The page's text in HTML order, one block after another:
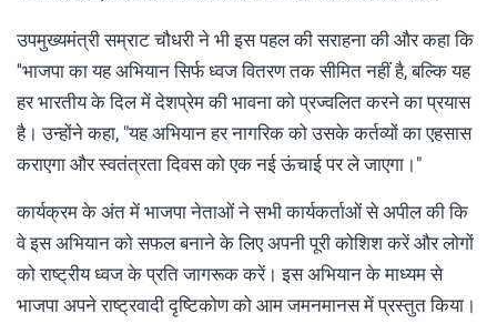
उपमुख्यमंत्री सम्राट चौधरी ने भी इस पहल की सराहना की और कहा कि
''भाजपा का यह अभियान सिर्फ ध्वज वितरण तक सीमित नहीं है, बल्कि यह
हर भारतीय के दिल में देशप्रेम की भावना को प्रज्वलित करने का प्रयास
है। उन्होंने कहा, "यह अभियान हर नागरिक को उसके कर्तव्यों का एहसास
कराएगा और स्वतंत्रता दिवस को एक नई ऊंचाई पर ले जाएगा।"
कार्यक्रम के अंत में भाजपा नेताओं ने सभी कार्यकर्ताओं से अपील की कि
वे इस अभियान को सफल बनाने के लिए अपनी पूरी कोशिश करें और लोगों
को राष्ट्रीय ध्वज के प्रति जागरूक करें। इस अभियान के माध्यम से
भाजपा अपने राष्ट्रवादी दृष्टिकोण को आम जमनमानस में प्रस्तुत किया।